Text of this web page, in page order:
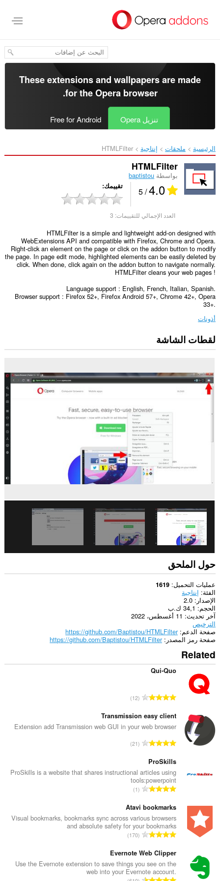
المحتوى
These extensions and wallpapers are made
for theOpera browser
.
تنزيل Opera Free for Android
الرئيسية ملحقات إنتاجية HTMLFilter‎
HTMLFilter
بواسطة baptistou
4.0
/ 5 تقييمك
العدد الإجمالي للتقييمات: 3
HTMLFilter is a simple and lightweight add-on designed with
WebExtensions API and compatible with Firefox, Chrome and Opera.
Right-click an element on the page or click on the addon button to modify
the page. In page edit mode, highlighted elements can be easily deleted by
click. When done, click again on the addon button to navigate normally.
HTMLFilter cleans your web pages !
Language support : English, French, Italian, Spanish.
Browser support : Firefox 52+, Firefox Android 57+, Chrome 42+, Opera
33+.
أذونات
يستطيع
هذا
إلى
بياناتك
على
كل
لقطات الشاشة
حول الملحق
عمليات التحميل 1619
الفئة إنتاجية
الإصدار
2.0
الحجم 34,1 ك.ب
آخر تحديث 11 أغسطس، 2022
الترخيص
صفحة الدعم https://github.com/Baptistou/HTMLFilter
صفحة رمز المصدر
https://github.com/Baptistou/HTMLFilter
Related
Qui-Quo
ا
ع
د
ا
ج
م
ل
ي
ل
ل
ق
ي
ي
12
Transmission easy client
Extension add Transmission web GUI in your web browser
ا
د
د
ا
إ
ج
م
ل
ي
ل
21
ProSkills
ProSkills is a website that shares instructional articles using
tools:powerpoint
ا
ع
د
د
ا
إ
ج
م
1
Atavi bookmarks
Visual bookmarks, bookmarks sync across various browsers
and absolute safety for your bookmarks
ا
ع
د
د
170
Evernote Web Clipper
Use the Evernote extension to save things you see on the
web into your Evernote account.